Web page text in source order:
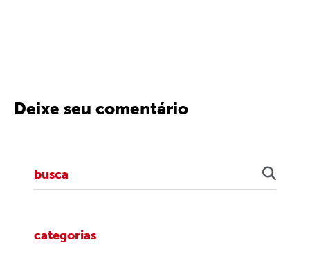
Deixe seu comentário
categorias